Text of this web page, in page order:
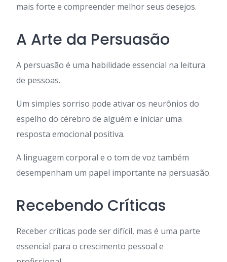
mais forte e compreender melhor seus desejos.
A Arte da Persuasão
A persuasão é uma habilidade essencial na leitura
de pessoas.
Um simples sorriso pode ativar os neurônios do
espelho do cérebro de alguém e iniciar uma
resposta emocional positiva.
A linguagem corporal e o tom de voz também
desempenham um papel importante na persuasão.
Recebendo Críticas
Receber críticas pode ser difícil, mas é uma parte
essencial para o crescimento pessoal e